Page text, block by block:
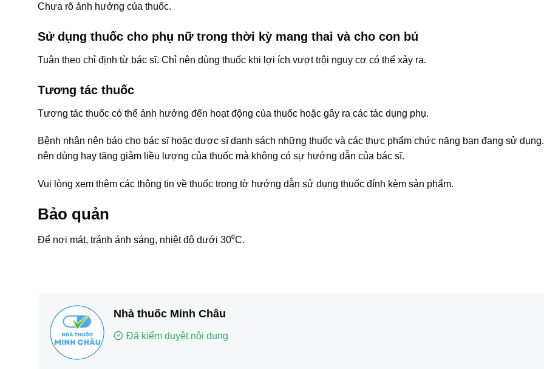
Chưa rõ ảnh hưởng của thuốc.
Sử dụng thuốc cho phụ nữ trong thời kỳ mang thai và cho con bú
Tuân theo chỉ định từ bác sĩ. Chỉ nên dùng thuốc khi lợi ích vượt trội nguy cơ có thể xảy ra.
Tương tác thuốc
Tương tác thuốc có thể ảnh hưởng đến hoạt động của thuốc hoặc gây ra các tác dụng phụ.
Bệnh nhân nên báo cho bác sĩ hoặc dược sĩ danh sách những thuốc và các thực phẩm chức năng bạn đang sử
nên dùng hay tăng giảm liều lượng của thuốc mà không có sự hướng dẫn của bác sĩ.
Vui lòng xem thêm các thông tin về thuốc trong tờ hướng dẫn sử dụng thuốc đính kèm sản phẩm.
Bảo quản
Để nơi mát, tránh ánh sáng, nhiệt độ dưới 30⁰C.
Nhà thuốc Minh Châu
Đã kiểm duyệt nội dung